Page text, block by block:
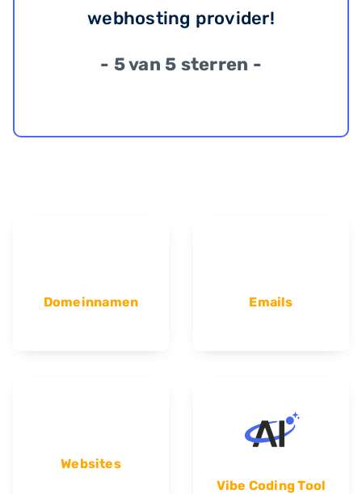
webhosting provider!
- 5 van 5 sterren -
Domeinnamen Emails
Websites
Vibe Coding Tool